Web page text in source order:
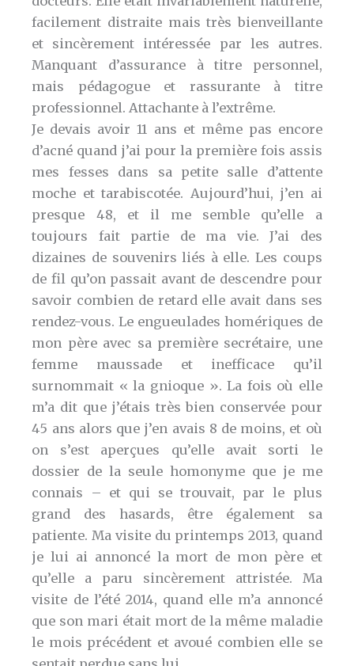
facilement distraite mais très bienveillante
et sincèrement intéressée par les autres.
Manquant d’assurance à titre personnel,
mais pédagogue et rassurante à titre
professionnel. Attachante à l’extrême.
Je devais avoir 11 ans et même pas encore
d’acné quand j’ai pour la première fois assis
mes fesses dans sa petite salle d’attente
moche et tarabiscotée. Aujourd’hui, j’en ai
presque 48, et il me semble qu’elle a
toujours fait partie de ma vie. J’ai des
dizaines de souvenirs liés à elle. Les coups
de fil qu’on passait avant de descendre pour
savoir combien de retard elle avait dans ses
rendez-vous. Le engueulades homériques de
mon père avec sa première secrétaire, une
femme maussade et inefficace qu’il
surnommait « la gnioque ». La fois où elle
m’a dit que j’étais très bien conservée pour
45 ans alors que j’en avais 8 de moins, et où
on s’est aperçues qu’elle avait sorti le
dossier de la seule homonyme que je me
connais – et qui se trouvait, par le plus
grand des hasards, être également sa
patiente. Ma visite du printemps 2013, quand
je lui ai annoncé la mort de mon père et
qu’elle a paru sincèrement attristée. Ma
visite de l’été 2014, quand elle m’a annoncé
que son mari était mort de la même maladie
le mois précédent et avoué combien elle se